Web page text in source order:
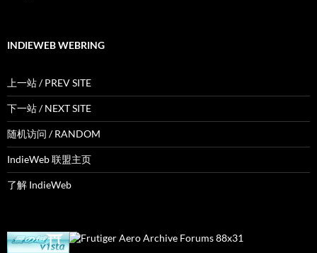
INDIEWEB WEBRING
上一站 / PREV SITE
下一站 / NEXT SITE
随机访问 / RANDOM
IndieWeb 联盟主页
了解 IndieWeb